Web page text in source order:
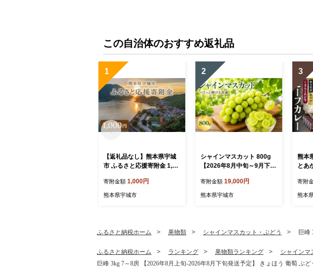
この自治体のおすすめ返礼品
1
【返礼品なし】熊本県宇城
市 ふるさと応援寄附金 1,00
寄附金額 1,000円
熊本県宇城市
2
シャインマスカット 800g
【2026年8月中旬～9月下旬
フルーツ 果物 国産 九州 熊
本 熊本県 産地直送 パリッ
フト くまふる
寄附金額 19,000円
熊本県宇城市
3
熊本
とあ
トカ
牛カ
寄附
熊本
ふるさと納税ホーム 果物類 シャインマスカット・ぶどう 巨峰
ふるさと納税ホーム ランキング 果物類ランキング
シャインマ
巨峰 3kg 7～8房 【2026年8月上旬-2026年8月下旬発送予定】 きょほう 葡萄 ぶ